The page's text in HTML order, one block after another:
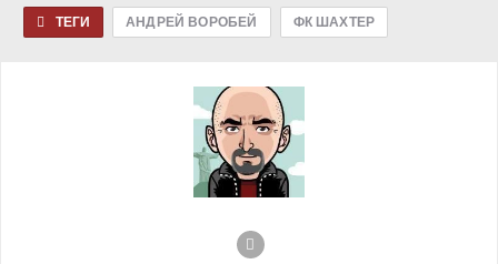
ТЕГИ АНДРЕЙ ВОРОБЕЙ ФК ШАХТЕР